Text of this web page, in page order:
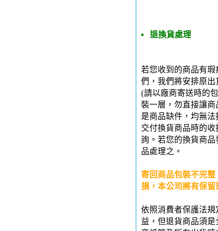
退換貨處理
若您收到的商品有
們，我們將安排原
(請以廠商寄送時的
裝一層，勿直接讓
是商品缺件，均無
交付換貨商品時的
詢。若您的換貨商
品處理之。
寄回商品包裝不完
損，本公司將有保
依照消費者保護法
益，但退貨商品須